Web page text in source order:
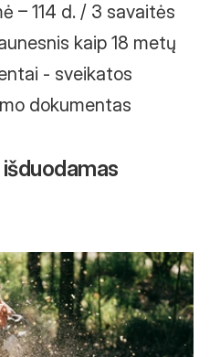
– 114 d. / 3 savaitės
kaip 18 metų
- sveikatos
dokumentas